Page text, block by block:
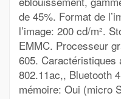
de 45%. Format de
l’image: 200 cd/m².
EMMC. Processeur
605. Caractéristiques
802.11ac,, Bluetooth
mémoire: Oui (micro